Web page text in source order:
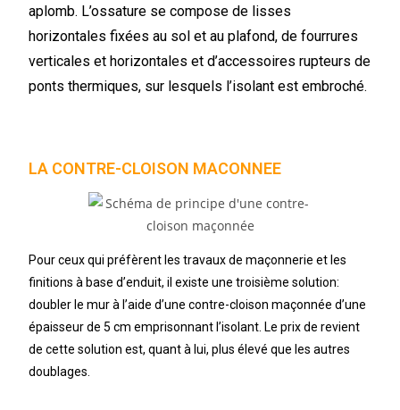
aplomb. L’ossature se compose de lisses
horizontales fixées au sol et au plafond, de fourrures
verticales et horizontales et d’accessoires rupteurs de
ponts thermiques, sur lesquels l’isolant est embroché.
LA CONTRE-CLOISON MACONNEE
Pour ceux qui préfèrent les travaux de maçonnerie et les
finitions à base d’enduit, il existe une troisième solution:
doubler le mur à l’aide d’une contre-cloison maçonnée d’une
épaisseur de 5 cm emprisonnant l’isolant. Le prix de revient
de cette solution est, quant à lui, plus élevé que les autres
doublages.